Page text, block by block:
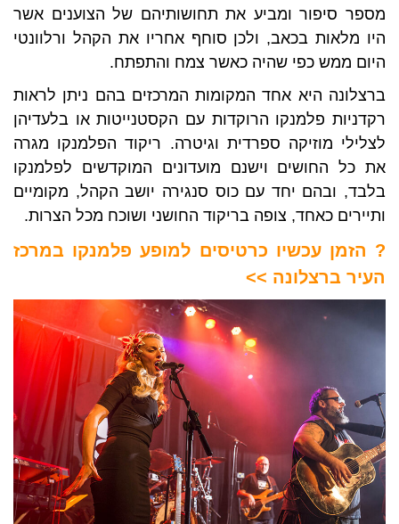
מספר סיפור ומביע את תחושותיהם של הצוענים אשר
היו מלאות בכאב, ולכן סוחף אחריו את הקהל ורלוונטי
היום ממש כפי שהיה כאשר צמח והתפתח.
ברצלונה היא אחד המקומות המרכזים בהם ניתן לראות
רקדניות פלמנקו הרוקדות עם הקסטנייטות או בלעדיהן
לצלילי מוזיקה ספרדית וגיטרה. ריקוד הפלמנקו מגרה
את כל החושים וישנם מועדונים המוקדשים לפלמנקו
בלבד, ובהם יחד עם כוס סנגירה יושב הקהל, מקומיים
ותיירים כאחד, צופה בריקוד החושני ושוכח מכל הצרות.
? הזמן עכשיו כרטיסים למופע פלמנקו במרכז
העיר ברצלונה ​>>